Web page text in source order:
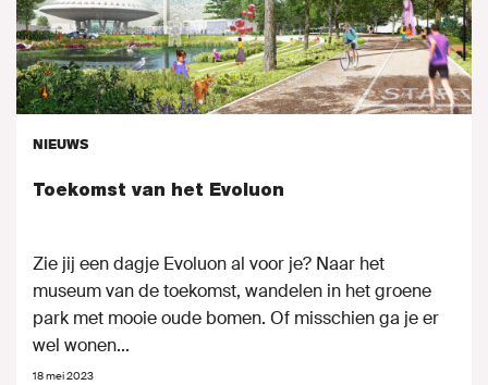
NIEUWS
Toekomst van het Evoluon
Zie jij een dagje Evoluon al voor je? Naar het
museum van de toekomst, wandelen in het groene
park met mooie oude bomen. Of misschien ga je er
wel wonen...
18 mei 2023